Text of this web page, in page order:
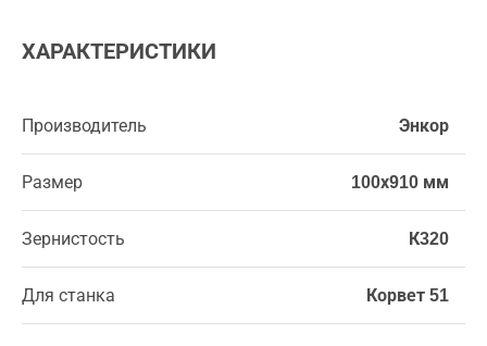
ХАРАКТЕРИСТИКИ
Производитель Энкор
Размер 100х910 мм
Зернистость К320
Для станка Корвет 51